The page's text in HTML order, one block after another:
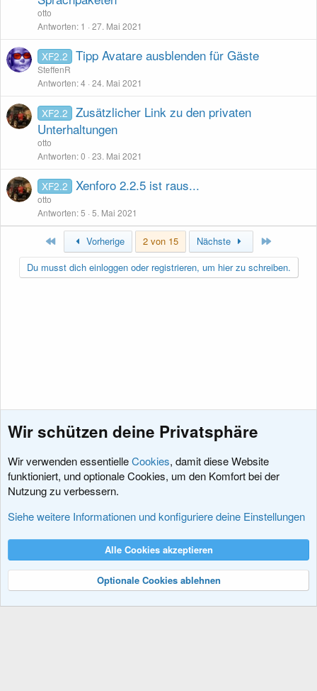
otto
Antworten 1 27. Mai 2021
XF2.2 Tipp Avatare ausblenden für Gäste
SteffenR
Antworten 4 24. Mai 2021
XF2.2 Zusätzlicher Link zu den privaten
Unterhaltungen
otto
Antworten 0 23. Mai 2021
XF2.2 Xenforo 2.2.5 ist raus...
otto
Antworten 5 5. Mai 2021
Erste Vorherige 2 von 15 Nächste
Du musst dich einloggen oder registrieren, um hier zu schreiben.
Themen zur XenForo Software
Nutzungsbedingungen Datenschutz
R
Community platform by XenForo® © 2010-2024 XenForo Ltd.
Wir schützen deine Privatsphäre
Wir verwenden essentielleCookies, damit diese Website
funktioniert, und optionale Cookies, um den Komfort bei der
Nutzung zu verbessern.
Siehe weitere Informationen und konfiguriere deine Einstellungen
Alle Cookies akzeptieren
Optionale Cookies ablehnen